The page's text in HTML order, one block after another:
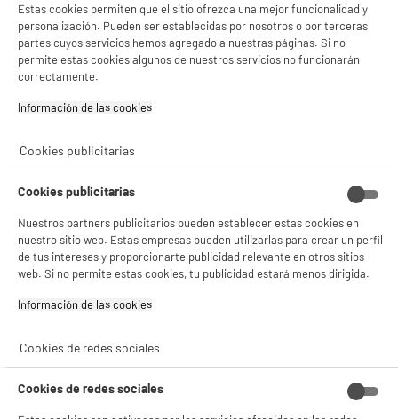
Valencia -Alicante
ENVÍO Y RECOGIDA
Recogida en 1h:Gratuita
ESTAMOS EN CONTACTO
Estas cookies permiten que el sitio ofrezca una mejor funcionalidad y
personalización. Pueden ser establecidas por nosotros o por terceras
partes cuyos servicios hemos agregado a nuestras páginas. Si no
permite estas cookies algunos de nuestros servicios no funcionarán
correctamente.
Información de las cookies‎
Cookies publicitarias
Cookies publicitarias
Nuestros partners publicitarios pueden establecer estas cookies en
nuestro sitio web. Estas empresas pueden utilizarlas para crear un perfil
de tus intereses y proporcionarte publicidad relevante en otros sitios
web. Si no permite estas cookies, tu publicidad estará menos dirigida.
Información de las cookies‎
Cookies de redes sociales
Cookies de redes sociales